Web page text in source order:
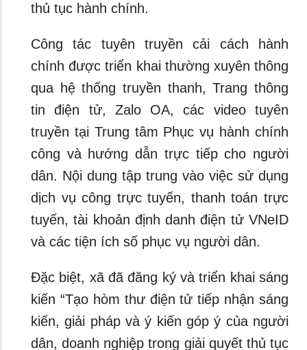
thủ tục hành chính.
Công tác tuyên truyền cải cách hành
chính được triển khai thường xuyên thông
qua hệ thống truyền thanh, Trang thông
tin điện tử, Zalo OA, các video tuyên
truyền tại Trung tâm Phục vụ hành chính
công và hướng dẫn trực tiếp cho người
dân. Nội dung tập trung vào việc sử dụng
dịch vụ công trực tuyến, thanh toán trực
tuyến, tài khoản định danh điện tử VNeID
và các tiện ích số phục vụ người dân.
Đặc biệt, xã đã đăng ký và triển khai sáng
kiến “Tạo hòm thư điện tử tiếp nhận sáng
kiến, giải pháp và ý kiến góp ý của người
dân, doanh nghiệp trong giải quyết thủ tục